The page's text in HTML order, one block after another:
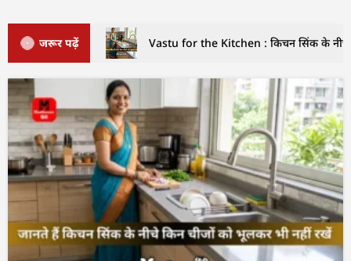
जरूर पढ़ें Vastu for the Kitchen : किचन सिंक के नीचे